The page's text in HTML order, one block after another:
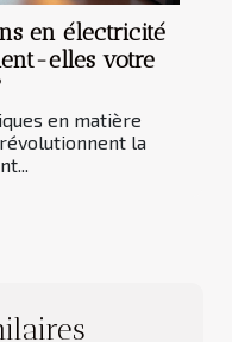
en électricité
elles votre
en matière
la